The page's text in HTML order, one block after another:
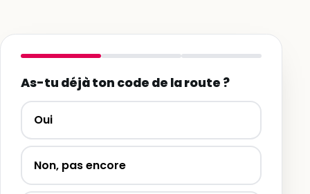
As-tu déjà ton code de la route ?
Oui
Non, pas encore